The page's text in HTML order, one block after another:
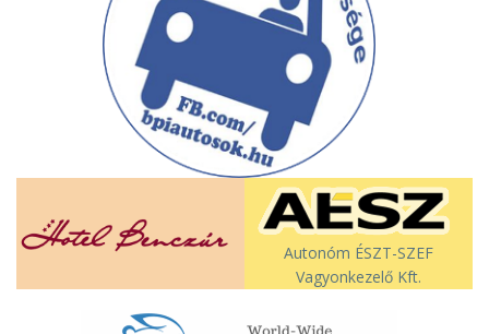
Autonóm ÉSZT-SZEF
Vagyonkezelő Kft.